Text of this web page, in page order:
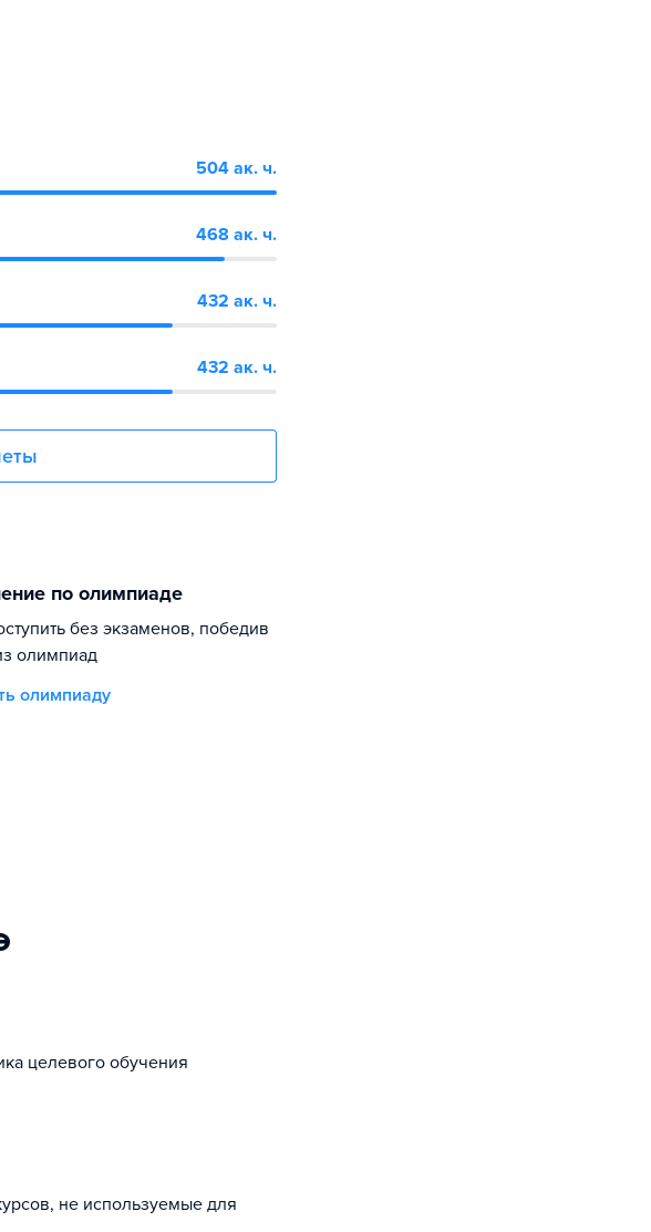
504 ак. ч.
468 ак. ч.
432 ак. ч.
432 ак. ч.
по олимпиаде
без экзаменов, победив
олимпиад
олимпиаду
целевого обучения
не используемые для